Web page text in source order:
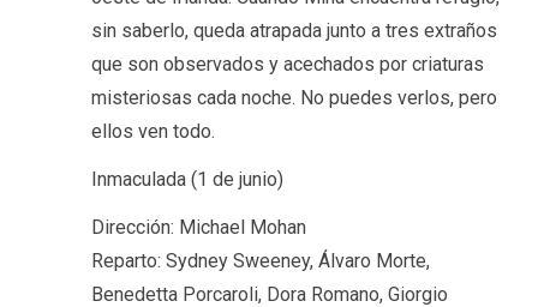
sin saberlo, queda atrapada junto a tres extraños
que son observados y acechados por criaturas
misteriosas cada noche. No puedes verlos, pero
ellos ven todo.
Inmaculada (1 de junio)
Dirección: Michael Mohan
Reparto: Sydney Sweeney, Álvaro Morte,
Benedetta Porcaroli, Dora Romano, Giorgio